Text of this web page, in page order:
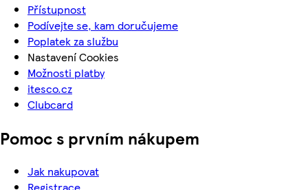
Přístupnost
Podívejte se, kam doručujeme
Poplatek za službu
Nastavení Cookies
Možnosti platby
itesco.cz
Clubcard
Pomoc s prvním nákupem
Jak nakupovat
Registrace